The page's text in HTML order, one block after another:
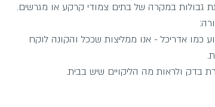
גבולות במקרה של בתים צמודי קרקע או מגרשים.
אדריכל - אנו ממליצות שככל והקונה לוקח
ולראות מה הליקויים שיש בבית.